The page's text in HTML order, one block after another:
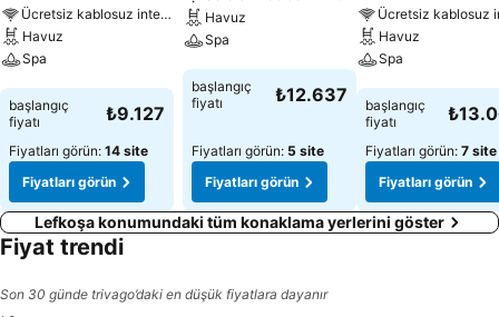
Ücretsiz kablosuz internet
Havuz
Spa
Fiyatları görün
başlangıç
fiyatı
₺9.127
Fiyatları görün: 14 site
Fiyatları görün
Havuz
Spa
Fiyatları görün
başlangıç
fiyatı
₺12.637
Fiyatları görün: 5 site
Fiyatları görün
Havuz
Spa
Fiyatları görün
başlangıç
fiyatı
Fiyatları görün: 7 site
Fiyatları görün
Lefkoşa konumundaki tüm konaklama yerlerini göster
Fiyat trendi
Son 30 günde trivago’daki en düşük fiyatlara dayanır